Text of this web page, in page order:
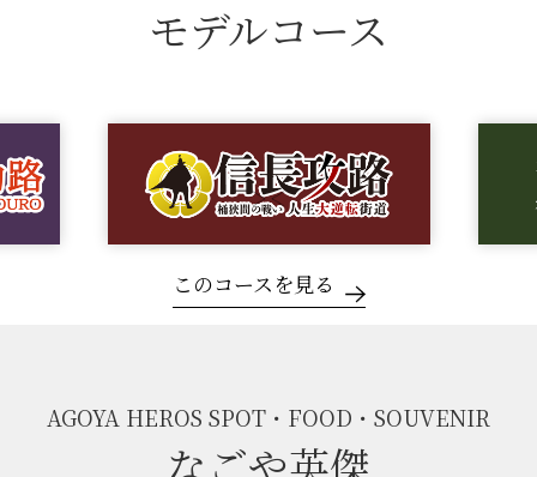
モデルコース
このコースを見る
AGOYA HEROS SPOT・FOOD・SOUVENIR
なごや英傑